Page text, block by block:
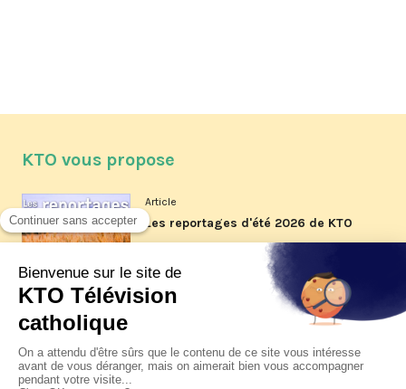
KTO vous propose
Article
Les reportages d'été 2026 de KTO
Article
La visite pastorale du pape Léon
XIV à Assise à suivre sur KTO le
Article